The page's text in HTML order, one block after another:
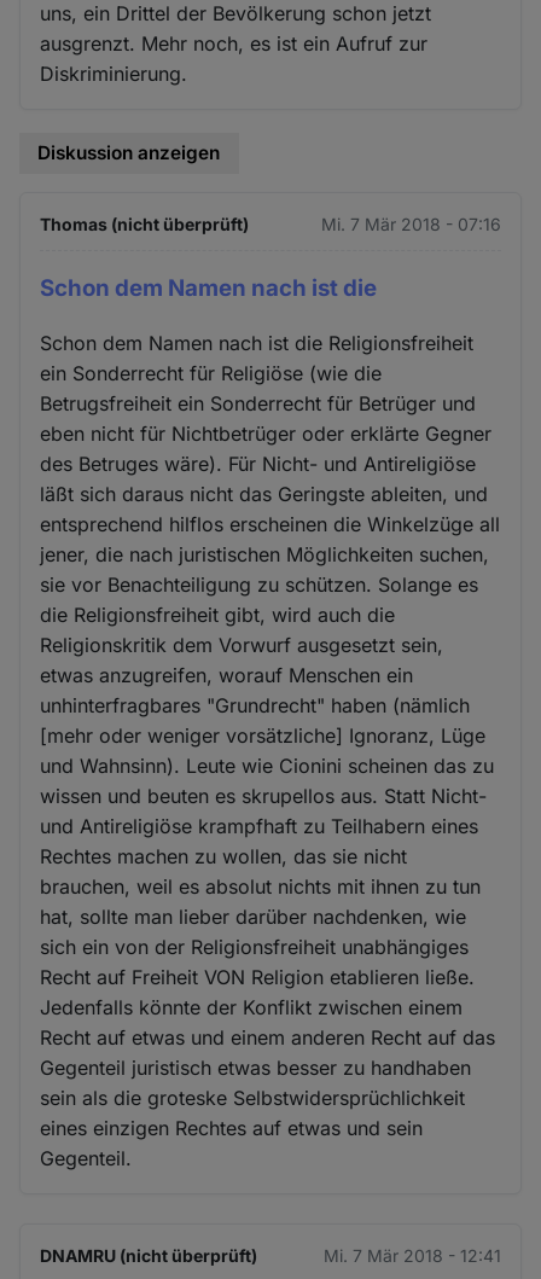
uns, ein Drittel der Bevölkerung schon jetzt
ausgrenzt. Mehr noch, es ist ein Aufruf zur
Diskriminierung.
Diskussion anzeigen
Thomas (nicht überprüft) Mi. 7 Mär 2018 - 07:16
Schon dem Namen nach ist die
Schon dem Namen nach ist die Religionsfreiheit
ein Sonderrecht für Religiöse (wie die
Betrugsfreiheit ein Sonderrecht für Betrüger und
eben nicht für Nichtbetrüger oder erklärte Gegner
des Betruges wäre). Für Nicht- und Antireligiöse
läßt sich daraus nicht das Geringste ableiten, und
entsprechend hilflos erscheinen die Winkelzüge all
jener, die nach juristischen Möglichkeiten suchen,
sie vor Benachteiligung zu schützen. Solange es
die Religionsfreiheit gibt, wird auch die
Religionskritik dem Vorwurf ausgesetzt sein,
etwas anzugreifen, worauf Menschen ein
unhinterfragbares "Grundrecht" haben (nämlich
[mehr oder weniger vorsätzliche] Ignoranz, Lüge
und Wahnsinn). Leute wie Cionini scheinen das zu
wissen und beuten es skrupellos aus. Statt Nicht-
und Antireligiöse krampfhaft zu Teilhabern eines
Rechtes machen zu wollen, das sie nicht
brauchen, weil es absolut nichts mit ihnen zu tun
hat, sollte man lieber darüber nachdenken, wie
sich ein von der Religionsfreiheit unabhängiges
Recht auf Freiheit VON Religion etablieren ließe.
Jedenfalls könnte der Konflikt zwischen einem
Recht auf etwas und einem anderen Recht auf das
Gegenteil juristisch etwas besser zu handhaben
sein als die groteske Selbstwidersprüchlichkeit
eines einzigen Rechtes auf etwas und sein
Gegenteil.
DNAMRU (nicht überprüft) Mi. 7 Mär 2018 - 12:41